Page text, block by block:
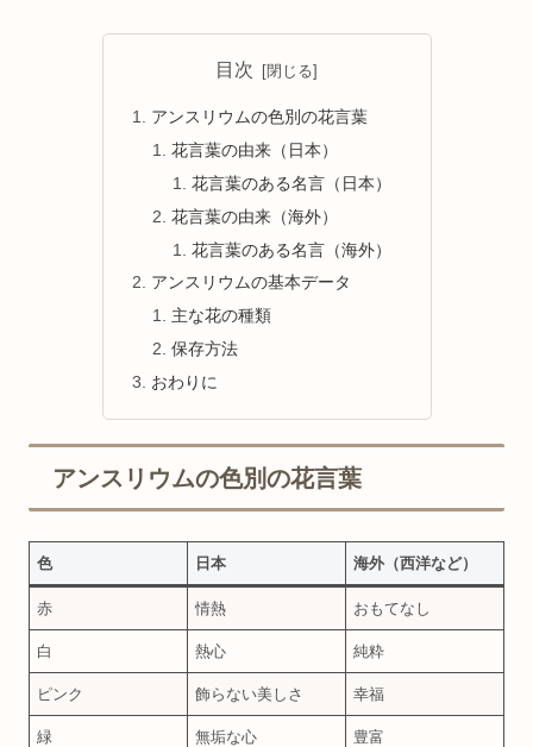
目次
アンスリウムの色別の花言葉
花言葉の由来（日本）
花言葉のある名言（日本）
花言葉の由来（海外）
花言葉のある名言（海外）
アンスリウムの基本データ
主な花の種類
保存方法
おわりに
アンスリウムの色別の花言葉
色 日本 海外（西洋など）
赤 情熱 おもてなし
白 熱心 純粋
ピンク 飾らない美しさ 幸福
緑 無垢な心 豊富